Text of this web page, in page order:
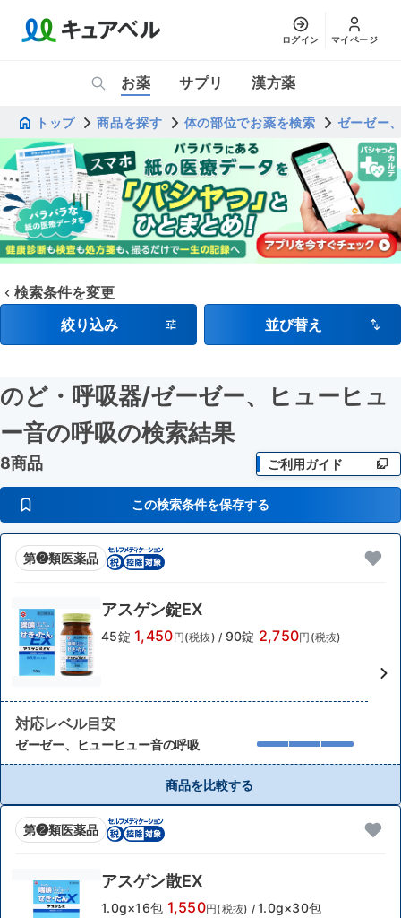
ログイン マイページ
お薬 サプリ 漢方薬
トップ 商品を探す 体の部位でお薬を検索 ゼーゼー
検索条件を変更
絞り込み
並び替え
のど・呼吸器/ゼーゼー、ヒューヒュ
ー音の呼吸の検索結果
8商品 ご利用ガイド
この検索条件を保存する
第❷類医薬品
アスゲン錠EX
45錠 1,450円(税抜) / 90錠 2,750円(税抜)
対応レベル目安
ゼーゼー、ヒューヒュー音の呼吸
商品を比較する
第❷類医薬品
アスゲン散EX
1.0g×16包 1,550円(税抜) / 1.0g×30包